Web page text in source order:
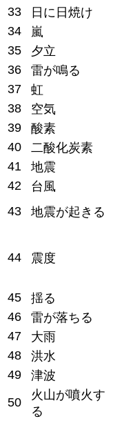
33
日に日焼け
34
嵐
35
夕立
36
雷が鳴る
37
虹
38
空気
39
酸素
40
二酸化炭素
41
地震
42
台風
43
地震が起きる
44 震度
45 揺る
46
雷が落ちる
47
大雨
48
洪水
49
津波
50
火山が噴火す
る